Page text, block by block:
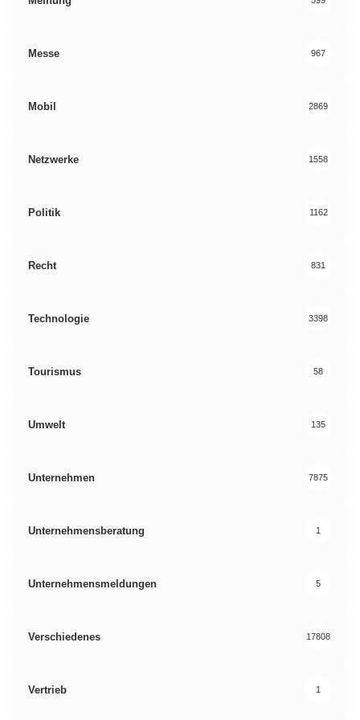
Messe 967
Mobil 2869
Netzwerke 1558
Politik 1162
Recht 831
Technologie 3398
Tourismus 58
Umwelt 135
Unternehmen 7875
Unternehmensberatung 1
Unternehmensmeldungen 5
Verschiedenes 17808
Vertrieb 1